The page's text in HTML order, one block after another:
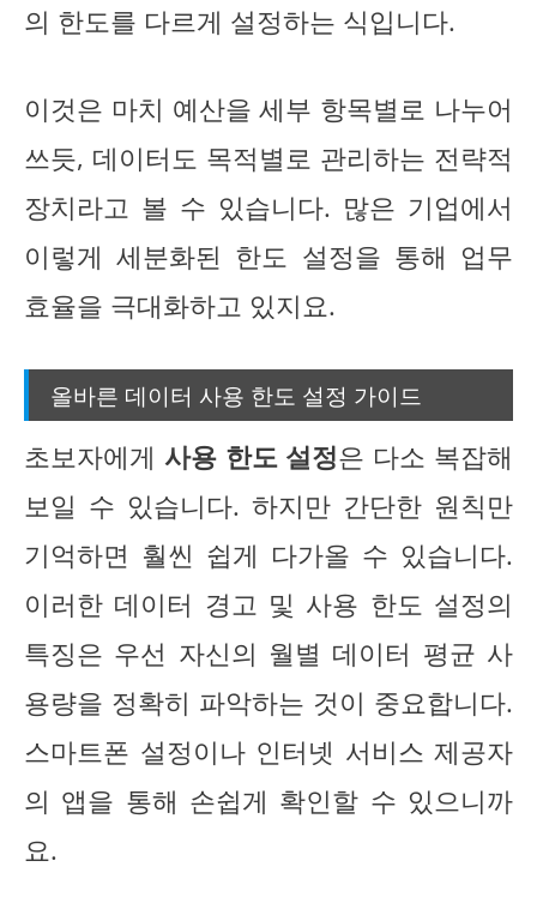
의 한도를 다르게 설정하는 식입니다.
이것은 마치 예산을 세부 항목별로 나누어
쓰듯, 데이터도 목적별로 관리하는 전략적
장치라고 볼 수 있습니다. 많은 기업에서
이렇게 세분화된 한도 설정을 통해 업무
효율을 극대화하고 있지요.
올바른 데이터 사용 한도 설정 가이드
초보자에게 사용 한도 설정은 다소 복잡해
보일 수 있습니다. 하지만 간단한 원칙만
기억하면 훨씬 쉽게 다가올 수 있습니다.
이러한 데이터 경고 및 사용 한도 설정의
특징은 우선 자신의 월별 데이터 평균 사
용량을 정확히 파악하는 것이 중요합니다.
스마트폰 설정이나 인터넷 서비스 제공자
의 앱을 통해 손쉽게 확인할 수 있으니까
요.